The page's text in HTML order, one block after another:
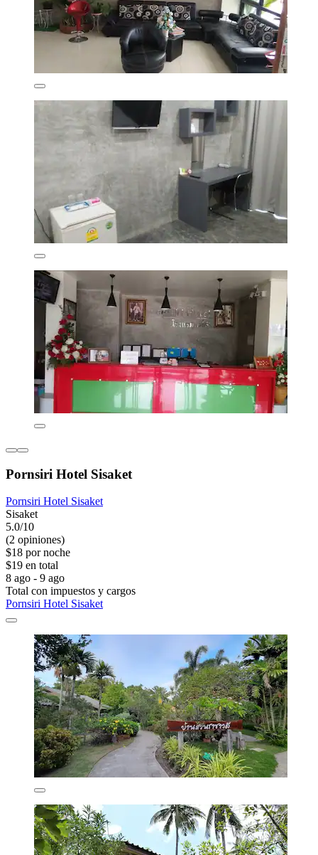
Pornsiri Hotel Sisaket
Pornsiri Hotel Sisaket
Sisaket
5.0/10
(2 opiniones)
$18 por noche
$19 en total
8 ago - 9 ago
Total con impuestos y cargos
Pornsiri Hotel Sisaket